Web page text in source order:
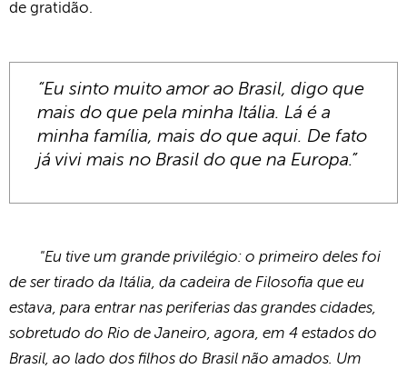
de gratidão.
“Eu sinto muito amor ao Brasil, digo que
mais do que pela minha Itália. Lá é a
minha família, mais do que aqui. De fato
já vivi mais no Brasil do que na Europa.”
"Eu tive um grande privilégio: o primeiro deles foi
de ser tirado da Itália, da cadeira de Filosofia que eu
estava, para entrar nas periferias das grandes cidades,
sobretudo do Rio de Janeiro, agora, em 4 estados do
Brasil, ao lado dos filhos do Brasil não amados. Um